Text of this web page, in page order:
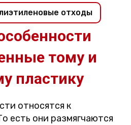
отходы
тому и
пластику
относятся к
есть они размягчаются